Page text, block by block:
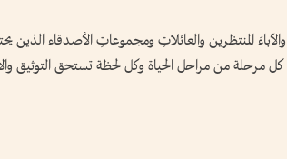
المنتظرين والعائلاتِ ومجموعاتِ الأصدقاء الذين
مرحلة من مراحل الحياة وكل لحظة تستحق التوثيق